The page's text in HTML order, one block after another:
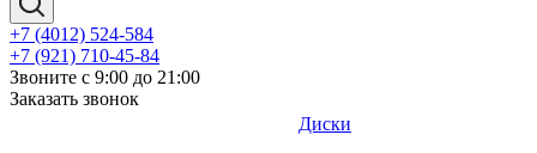
+7 (4012) 524-584
+7 (921) 710-45-84
Звоните с 9:00 до 21:00
Заказать звонок
Диски